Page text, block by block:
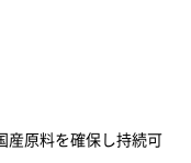
原料を確保し持続可